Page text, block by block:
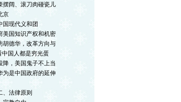
摆阔、滚刀肉碰瓷儿
京
国现代义和团
美国知识产权和机密
胡德华，改革方向与
中国人都是穷光蛋
降，美国鬼子不上当
为是中国政府的延伸
、法律原则